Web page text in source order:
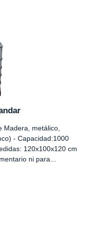
Madera, metálico,
- Capacidad:1000
120x100x120 cm
ni para...